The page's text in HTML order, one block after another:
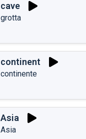
cave
grotta
continent
continente
Asia
Asia